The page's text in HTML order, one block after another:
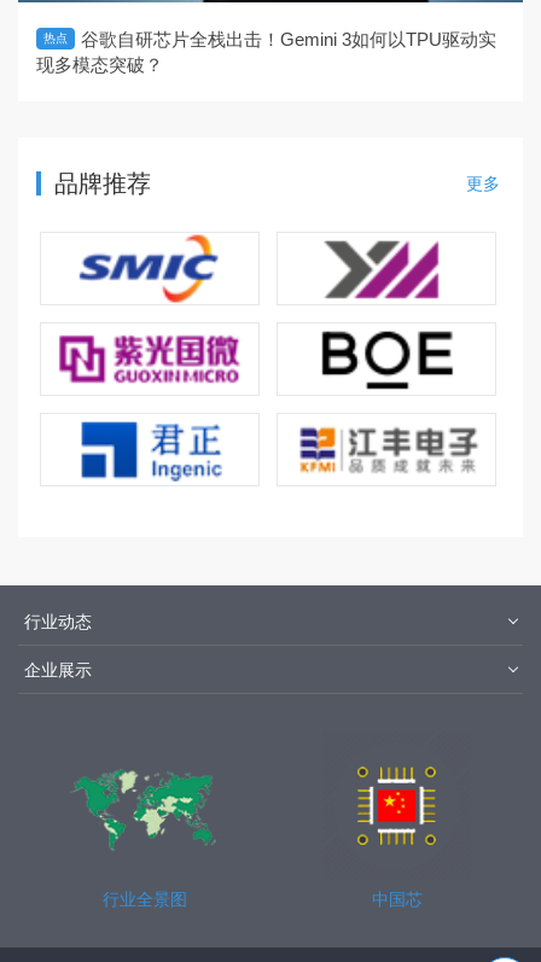
热点
谷歌自研芯片全栈出击！Gemini 3如何以TPU驱动实
现多模态突破？
品牌推荐 更多
行业动态
企业展示
行业全景图 中国芯